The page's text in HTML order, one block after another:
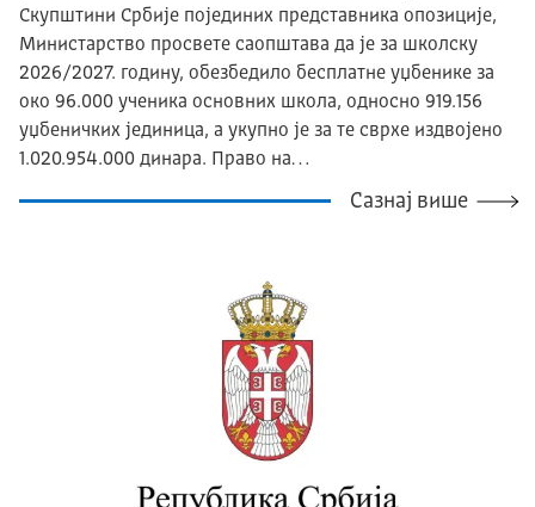
Скупштини Србије појединих представника опозиције,
Министарство просвете саопштава да је за школску
2026/2027. годину, обезбедило бесплатне уџбенике за
око 96.000 ученика основних школа, односно 919.156
уџбеничких јединица, а укупно је за те сврхе издвојено
1.020.954.000 динара. Право на…
Сазнај више